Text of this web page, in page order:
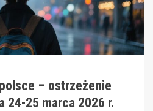
– ostrzeżenie
24-25 marca 2026 r.